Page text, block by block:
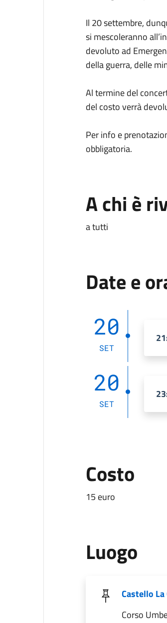
Il 20 settembre,
si mescoleranno
devoluto ad
della guerra, delle
Al termine del
del costo verrà
Per info e
obbligatoria.
A chi è
a tutti
Date e
20
SET
20
SET
Costo
15 euro
Luogo
Castello La
Corso